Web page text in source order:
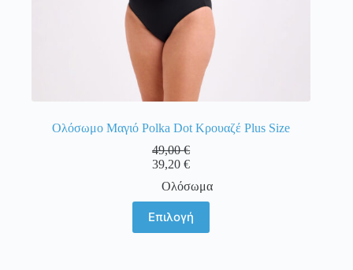
Ολόσωμο Μαγιό Polka Dot Κρουαζέ Plus Size
49,00€
39,20€
Ολόσωμα
Επιλογή
το
προϊόν